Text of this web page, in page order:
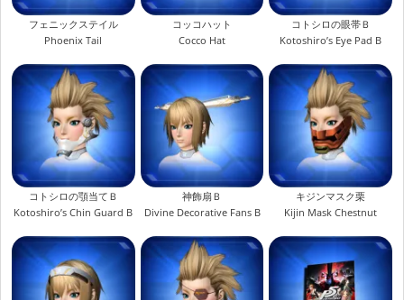
フェニックステイル
Phoenix Tail
コッコハット
Cocco Hat
コトシロの眼帯Ｂ
Kotoshiro’s Eye Pad B
コトシロの顎当てＢ
Kotoshiro’s Chin Guard B
神飾扇Ｂ
Divine Decorative Fans B
キジンマスク栗
Kijin Mask Chestnut